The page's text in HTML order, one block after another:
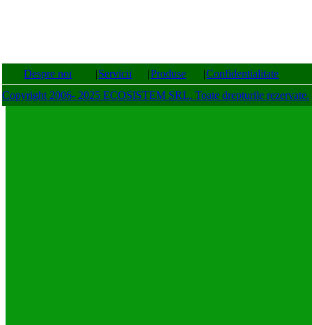
Despre noi |Servicii |Produse |Confidentialitate
Copyright 2006- 2025 ECOSISTEM SRL. Toate drepturile rezervate.